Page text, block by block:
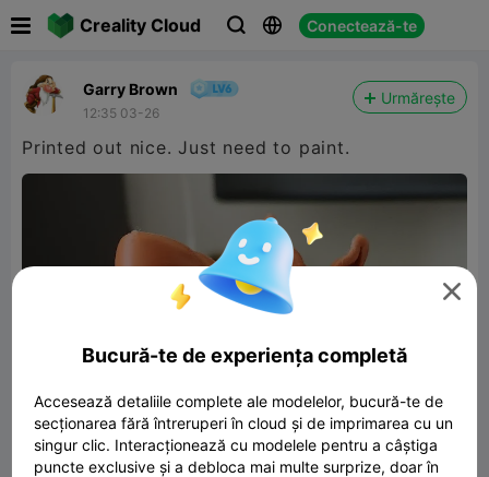
Creality Cloud   Conectează-te
Garry Brown
12:35 03-26
Urmărește
Printed out nice. Just need to paint.

Bucură-te de experiența completă
Accesează detaliile complete ale modelelor, bucură-te de
secționarea fără întreruperi în cloud și de imprimarea cu un
singur clic. Interacționează cu modelele pentru a câștiga
puncte exclusive și a debloca mai multe surprize, doar în